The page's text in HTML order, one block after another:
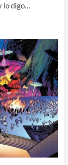
lo digo…